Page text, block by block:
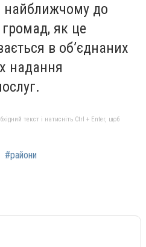
найближчому до
громад, як це
в об’єднаних
надання
текст і натисніть Ctrl + Enter, щоб
#райони